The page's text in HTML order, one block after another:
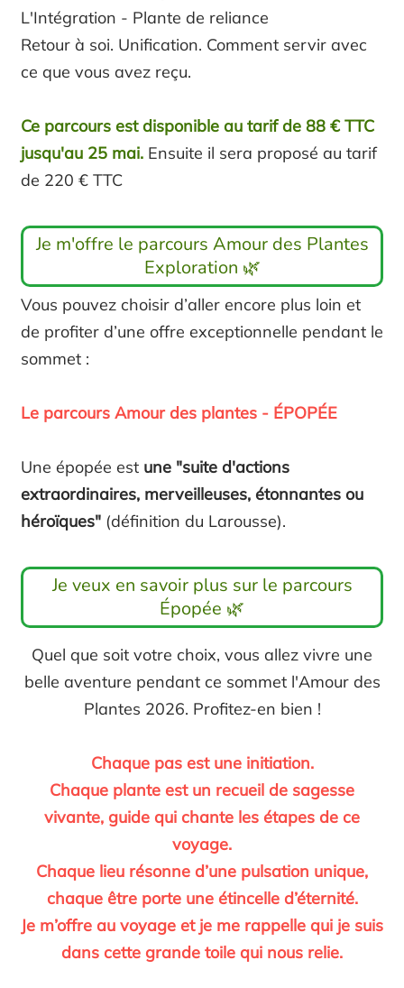
L'Intégration - Plante de reliance
Retour à soi. Unification. Comment servir avec
ce que vous avez reçu.
Ce parcours est disponible au tarif de 88 € TTC
jusqu'au 25 mai. Ensuite il sera proposé au tarif
de 220 € TTC
Je m'offre le parcours Amour des Plantes
Exploration 🌿
Vous pouvez choisir d’aller encore plus loin et
de profiter d’une offre exceptionnelle pendant le
sommet :
Le parcours Amour des plantes - ÉPOPÉE
Une épopée est une "suite d'actions
extraordinaires, merveilleuses, étonnantes ou
héroïques" (définition du Larousse).
Je veux en savoir plus sur le parcours
Épopée 🌿
Quel que soit votre choix, vous allez vivre une
belle aventure pendant ce sommet l'Amour des
Plantes 2026. Profitez-en bien !
Chaque pas est une initiation.
Chaque plante est un recueil de sagesse
vivante, guide qui chante les étapes de ce
voyage.
Chaque lieu résonne d’une pulsation unique,
chaque être porte une étincelle d’éternité.
Je m’offre au voyage et je me rappelle qui je suis
dans cette grande toile qui nous relie.